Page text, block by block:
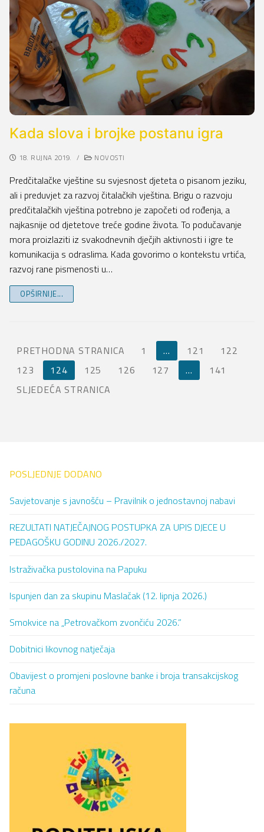
Kada slova i brojke postanu igra
18. RUJNA 2019. / NOVOSTI
Predčitalačke vještine su svjesnost djeteta o pisanom jeziku,
ali i preduvjet za razvoj čitalačkih vještina. Brigu o razvoju
predčitalačkih vještina potrebno je započeti od rođenja, a
najkasnije od djetetove treće godine života. To podučavanje
mora proizlaziti iz svakodnevnih dječjih aktivnosti i igre te
komunikacija s odraslima. Kada govorimo o kontekstu vrtića,
razvoj rane pismenosti u…
OPŠIRNIJE...
PRETHODNA STRANICA 1 … 121
122
123
124 125 126 127 …
141
SLJEDEĆA STRANICA
POSLJEDNJE DODANO
Savjetovanje s javnošću – Pravilnik o jednostavnoj nabavi
REZULTATI NATJEČAJNOG POSTUPKA ZA UPIS DJECE U
PEDAGOŠKU GODINU 2026./2027.
Istraživačka pustolovina na Papuku
Ispunjen dan za skupinu Maslačak (12. lipnja 2026.)
Smokvice na „Petrovačkom zvončiću 2026.”
Dobitnici likovnog natječaja
Obavijest o promjeni poslovne banke i broja transakcijskog
računa